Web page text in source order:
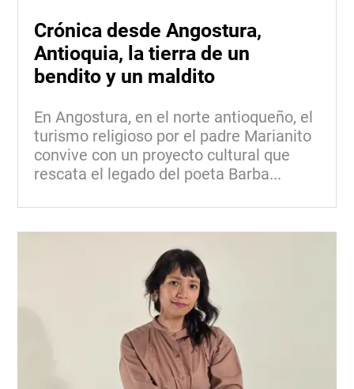
Crónica desde Angostura,
Antioquia, la tierra de un
bendito y un maldito
En Angostura, en el norte antioqueño, el
turismo religioso por el padre Marianito
convive con un proyecto cultural que
rescata el legado del poeta Barba...